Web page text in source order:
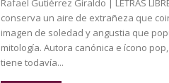
Rafael Gutiérrez Giraldo | LETRAS
conserva un aire de extrañeza que
imagen de soledad y angustia que
mitología. Autora canónica e ícono
tiene todavía...